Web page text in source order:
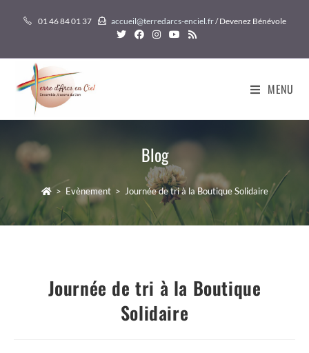
01 46 84 01 37 accueil@terredarcs-enciel.fr/ Devenez Bénévole
MENU
Blog
> Evènement > Journée de tri à la Boutique Solidaire
Journée de tri à la Boutique
Solidaire